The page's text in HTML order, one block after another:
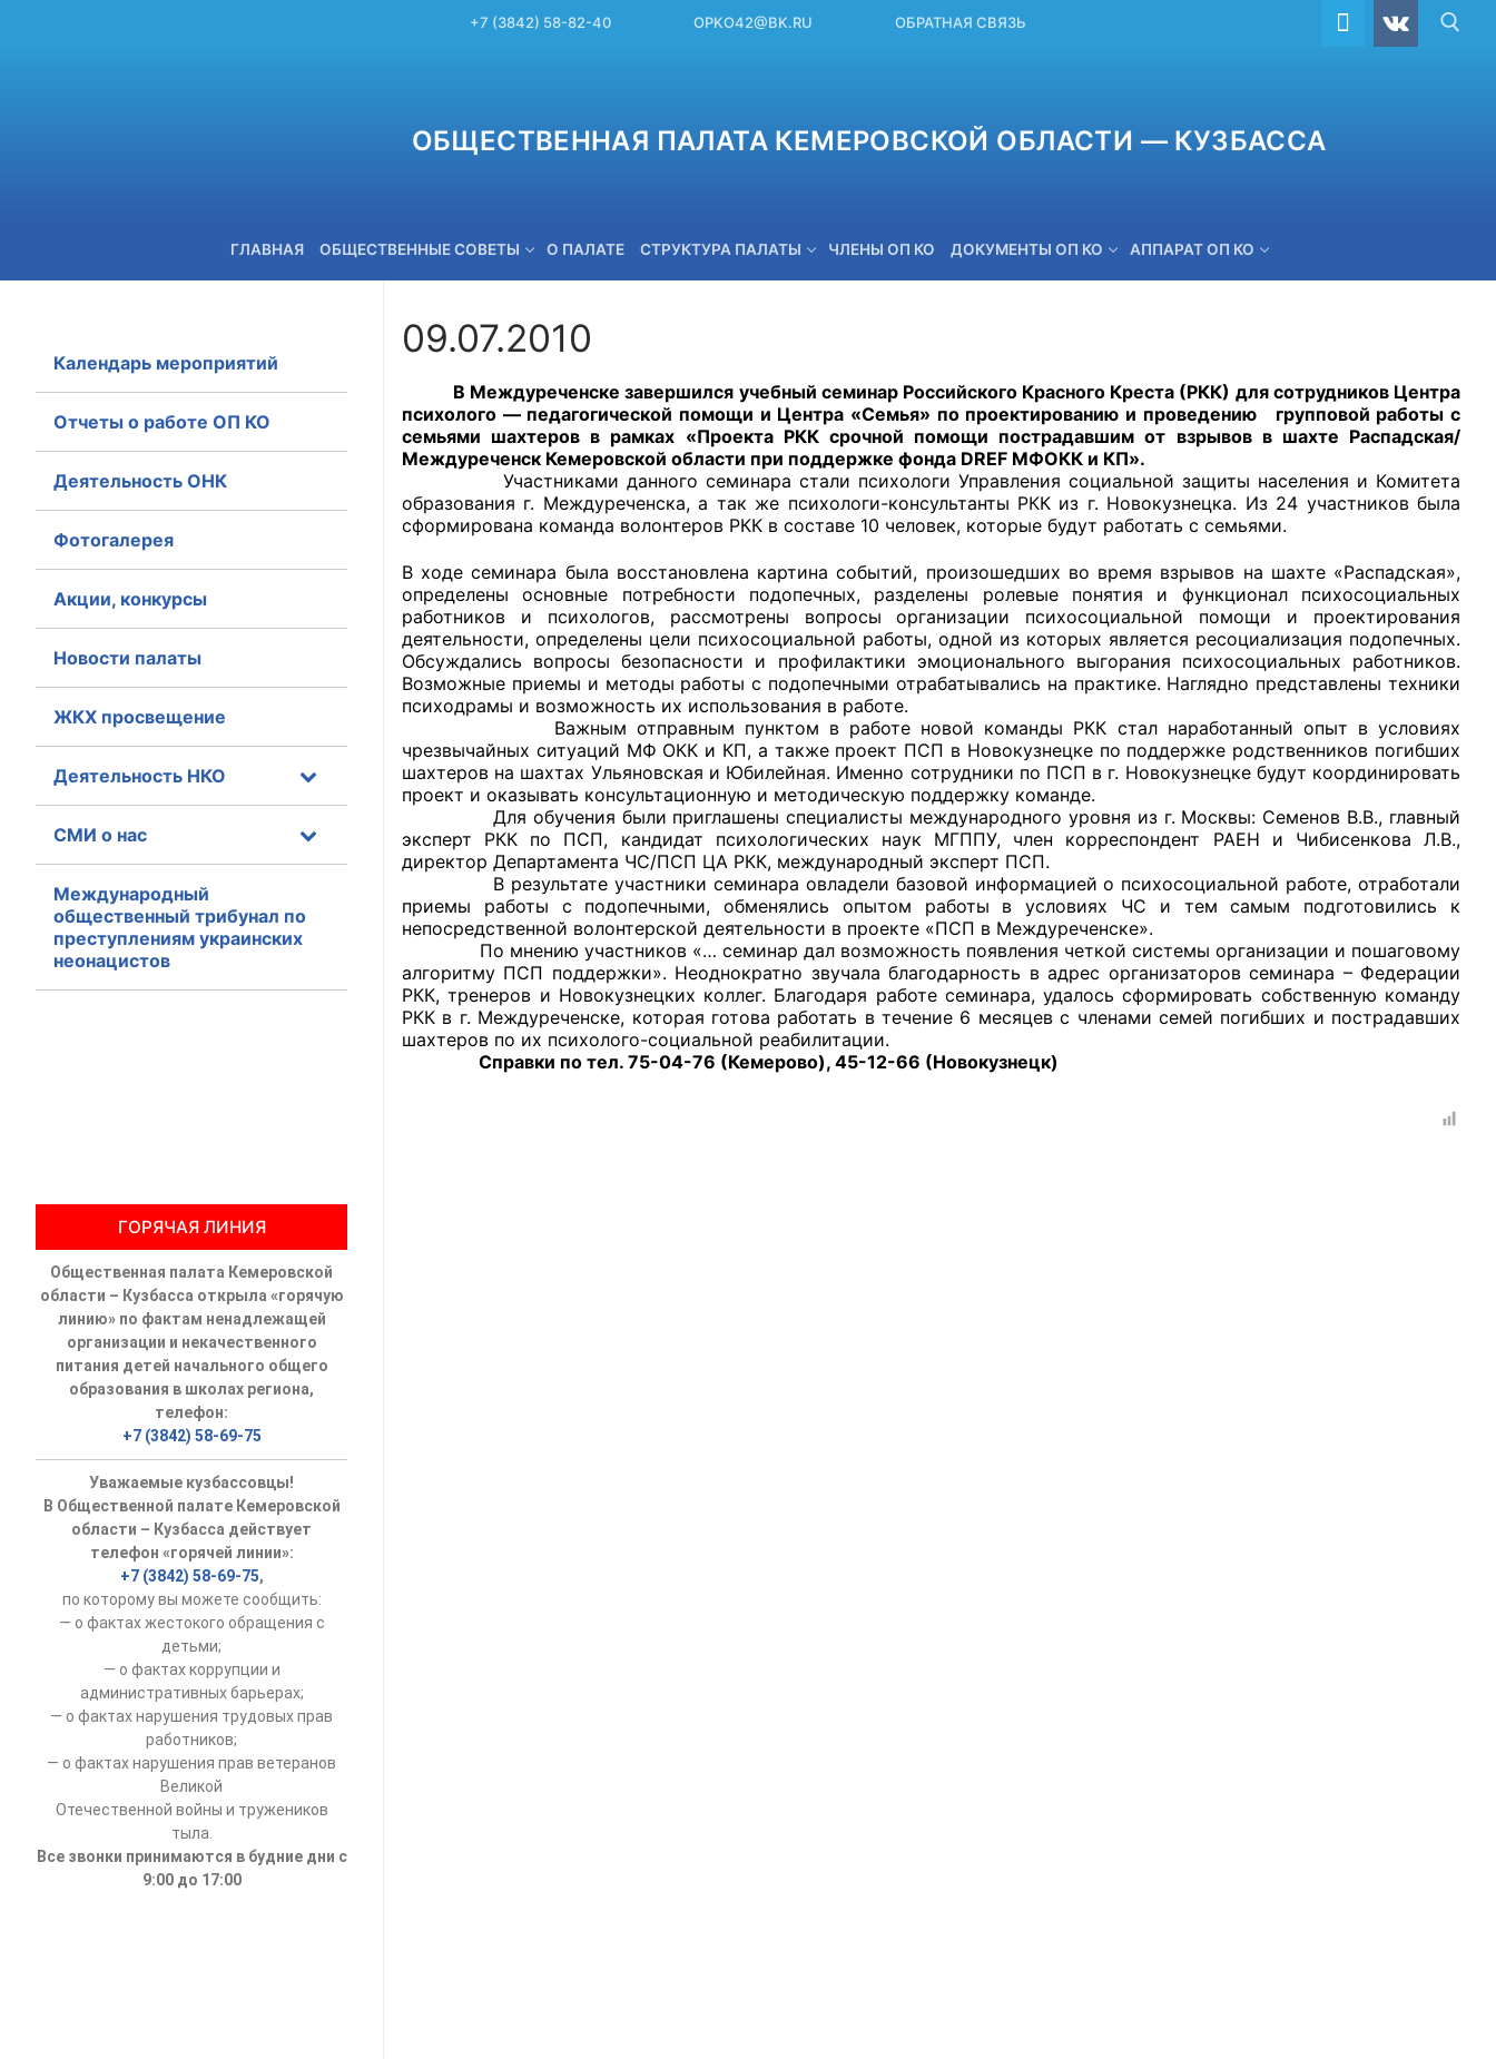
+7 (3842) 58-82-40 OPKO42@BK.RU ОБРАТНАЯ СВЯЗЬ
ОБЩЕСТВЕННАЯ ПАЛАТА КЕМЕРОВСКОЙ ОБЛАСТИ — КУЗБАССА
ГЛАВНАЯ ОБЩЕСТВЕННЫЕ СОВЕТЫ О ПАЛАТЕ СТРУКТУРА ПАЛАТЫ ЧЛЕНЫ ОП КО ДОКУМЕНТЫ ОП КО АППАРАТ ОП КО
+7 (3842) 58-82-40 OPKO42@BK.RU ОБРАТНАЯ СВЯЗЬ
Общественные советы
Общественные советы при территориальных органах федеральных органов
исполнительной власти
Общественные советы по проведению независимой оценки качества условий
оказания услуг
О Палате
Структура Палаты
Экспертный совет ОП КО
Совет ОП КО
Общественный штаб
09.07.2010
В Междуреченске завершился учебный семинар Российского Красного Креста (РКК) для сотрудников Центра
психолого — педагогической помощи и Центра «Семья» по проектированию и проведениюгрупповой работы с
семьями шахтеров в рамках «Проекта РКК срочной помощи пострадавшим от взрывов в шахте Распадская/
Междуреченск Кемеровской области при поддержке фонда DREF МФОКК и КП».
Участниками данного семинара стали психологи Управления социальной защиты населения и Комитета
образования г. Междуреченска, а так же психологи-консультанты РКК из г. Новокузнецка. Из 24 участников была
сформирована команда волонтеров РКК в составе 10 человек, которые будут работать с семьями.
В ходе семинара была восстановлена картина событий, произошедших во время взрывов на шахте «Распадская»,
определены основные потребности подопечных, разделены ролевые понятия и функционал психосоциальных
работников и психологов, рассмотрены вопросы организации психосоциальной помощи и проектирования
деятельности, определены цели психосоциальной работы, одной из которых является ресоциализация подопечных.
Обсуждались вопросы безопасности и профилактики эмоционального выгорания психосоциальных работников.
Возможные приемы и методы работы с подопечными отрабатывались на практике. Наглядно представлены техники
психодрамы и возможность их использования в работе.
Важным отправным пунктом в работе новой команды РКК стал наработанный опыт в условиях
чрезвычайных ситуаций МФ ОКК и КП, а также проект ПСП в Новокузнецке по поддержке родственников погибших
шахтеров на шахтах Ульяновская и Юбилейная. Именно сотрудники по ПСП в г. Новокузнецке будут координировать
проект и оказывать консультационную и методическую поддержку команде.
Для обучения были приглашены специалисты международного уровня из г. Москвы: Семенов В.В., главный
эксперт РКК по ПСП, кандидат психологических наук МГППУ, член корреспондент РАЕН и Чибисенкова Л.В.,
директор Департамента ЧС/ПСП ЦА РКК, международный эксперт ПСП.
В результате участники семинара овладели базовой информацией о психосоциальной работе, отработали
приемы работы с подопечными, обменялись опытом работы в условиях ЧС и тем самым подготовились к
непосредственной волонтерской деятельности в проекте «ПСП в Междуреченске».
По мнению участников «… семинар дал возможность появления четкой системы организации и пошаговому
алгоритму ПСП поддержки». Неоднократно звучала благодарность в адрес организаторов семинара – Федерации
РКК, тренеров и Новокузнецких коллег. Благодаря работе семинара, удалось сформировать собственную команду
РКК в г. Междуреченске, которая готова работать в течение 6 месяцев с членами семей погибших и пострадавших
шахтеров по их психолого-социальной реабилитации.
Справки по тел. 75-04-76 (Кемерово), 45-12-66 (Новокузнецк)
Календарь мероприятий
Отчеты о работе ОП КО
Деятельность ОНК
Фотогалерея
Акции, конкурсы
Новости палаты
ЖКХ просвещение
Деятельность НКО
СМИ о нас
Международный
общественный трибунал по
преступлениям украинских
неонацистов
ГОРЯЧАЯ ЛИНИЯ
Общественная палата Кемеровской
области – Кузбасса открыла «горячую
линию» по фактам ненадлежащей
организации и некачественного
питания детей начального общего
образования в школах региона,
телефон:
+7 (3842) 58-69-75
Уважаемые кузбассовцы!
В Общественной палате Кемеровской
области – Кузбасса действует
телефон «горячей линии»:
+7 (3842) 58-69-75,
по которому вы можете сообщить:
— о фактах жестокого обращения с
детьми;
— о фактах коррупции и
административных барьерах;
— о фактах нарушения трудовых прав
работников;
— о фактах нарушения прав ветеранов
Великой
Отечественной войны и тружеников
тыла.
Все звонки принимаются в будние дни с
9:00 до 17:00